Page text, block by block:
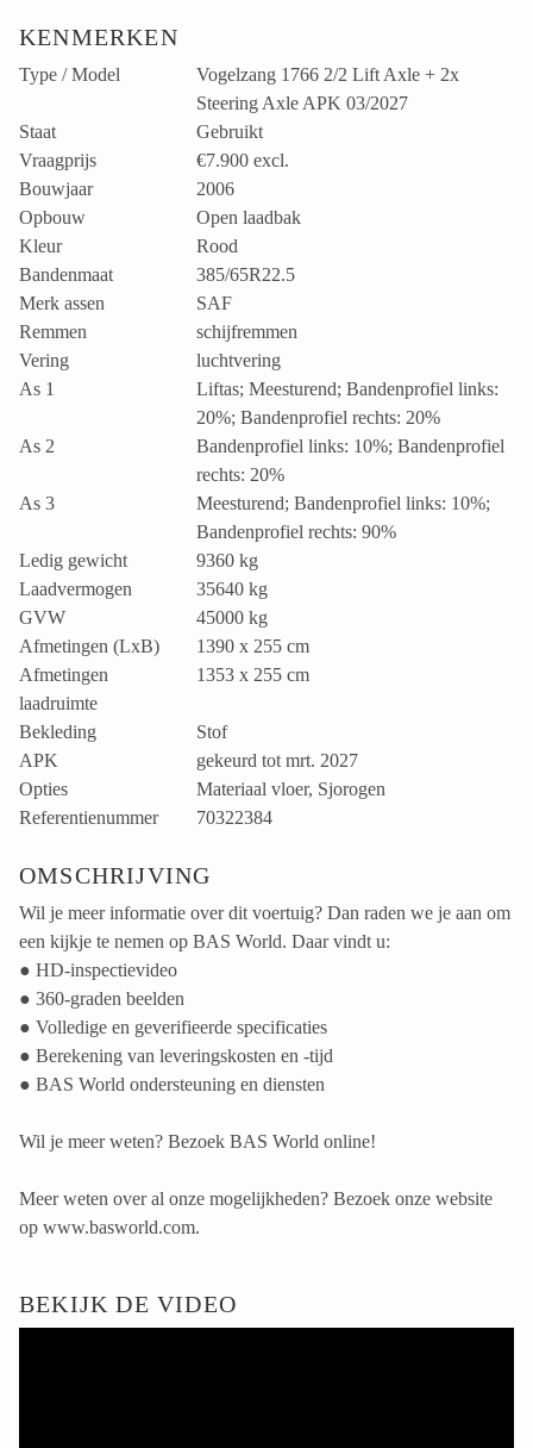
KENMERKEN
Type / Model
Vogelzang 1766 2/2 Lift Axle + 2x
Steering Axle APK 03/2027
Staat
Gebruikt
Vraagprijs
€7.900 excl.
Bouwjaar
2006
Opbouw
Open laadbak
Kleur
Rood
Bandenmaat
385/65R22.5
Merk assen
SAF
Remmen
schijfremmen
Vering
luchtvering
As 1
Liftas; Meesturend; Bandenprofiel links:
20%; Bandenprofiel rechts: 20%
As 2
Bandenprofiel links: 10%; Bandenprofiel
rechts: 20%
As 3
Meesturend; Bandenprofiel links: 10%;
Bandenprofiel rechts: 90%
Ledig gewicht
9360 kg
Laadvermogen
35640 kg
GVW
45000 kg
Afmetingen (LxB)
1390 x 255 cm
Afmetingen
laadruimte
1353 x 255 cm
Bekleding
Stof
APK
gekeurd tot mrt. 2027
Opties
Materiaal vloer, Sjorogen
Referentienummer
70322384
OMSCHRIJVING
Wil je meer informatie over dit voertuig? Dan raden we je aan om
een kijkje te nemen op BAS World. Daar vindt u:
● HD-inspectievideo
● 360-graden beelden
● Volledige en geverifieerde specificaties
● Berekening van leveringskosten en -tijd
● BAS World ondersteuning en diensten
Wil je meer weten? Bezoek BAS World online!
Meer weten over al onze mogelijkheden? Bezoek onze website
op www.basworld.com.
BEKIJK DE VIDEO